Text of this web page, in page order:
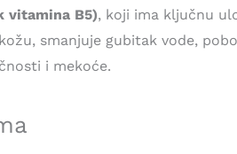
vitamina B5), koji ima ključnu
smanjuje gubitak vode,
i mekoće.